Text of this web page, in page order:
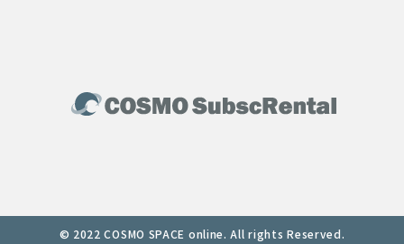
© 2022 COSMO SPACE online. All rights Reserved.